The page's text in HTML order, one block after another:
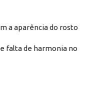
a aparência do rosto
falta de harmonia no